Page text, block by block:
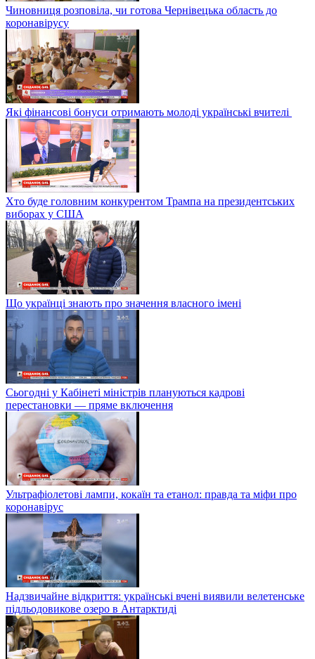
Чиновниця розповіла, чи готова Чернівецька область до
коронавірусу
Які фінансові бонуси отримають молоді українські вчителі
Хто буде головним конкурентом Трампа на президентських
виборах у США
Що українці знають про значення власного імені
Сьогодні у Кабінеті міністрів плануються кадрові
перестановки — пряме включення
Ультрафіолетові лампи, кокаїн та етанол: правда та міфи про
коронавірус
Надзвичайне відкриття: українські вчені виявили велетенське
підльодовикове озеро в Антарктиді